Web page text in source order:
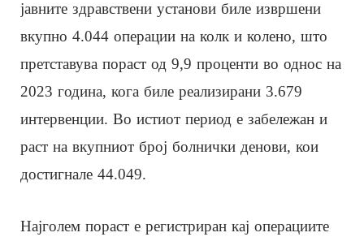
јавните здравствени установи биле извршени
вкупно 4.044 операции на колк и колено, што
претставува пораст од 9,9 проценти во однос на
2023 година, кога биле реализирани 3.679
интервенции. Во истиот период е забележан и
раст на вкупниот број болнички денови, кои
достигнале 44.049.
Најголем пораст е регистриран кај операциите